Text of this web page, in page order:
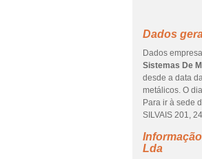
Dados
Dados
Sistemas De
desde a data
metálicos. O
Para ir à sede
SILVAIS 201,
Lda